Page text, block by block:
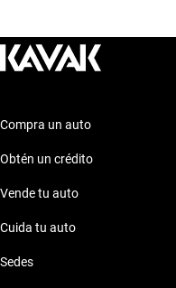
necesidades y estilo de
descubrir tu próximo
Compra un auto
Obtén un crédito
Vende tu auto
Cuida tu auto
Sedes